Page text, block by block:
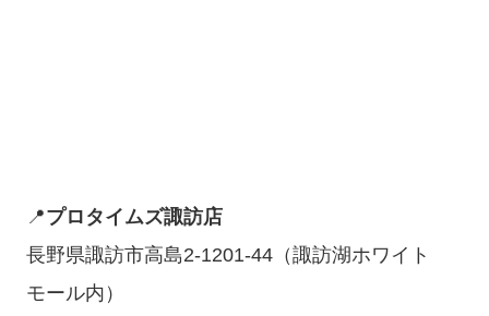
📍プロタイムズ諏訪店
長野県諏訪市高島2-1201-44（諏訪湖ホワイト
モール内）